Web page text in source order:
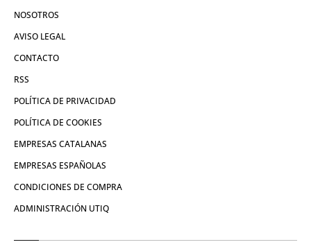
NOSOTROS
AVISO LEGAL
CONTACTO
RSS
POLÍTICA DE PRIVACIDAD
POLÍTICA DE COOKIES
EMPRESAS CATALANAS
EMPRESAS ESPAÑOLAS
CONDICIONES DE COMPRA
ADMINISTRACIÓN UTIQ